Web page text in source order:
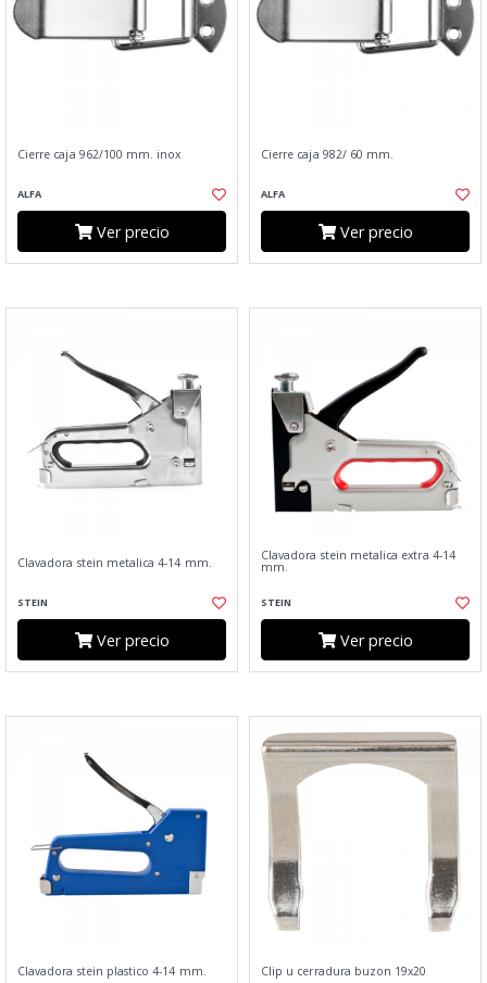
Cierre caja 962/100 mm. inox
ALFA
Ver precio
Cierre caja 982/ 60 mm.
ALFA
Ver precio
Clavadora stein metalica 4-14 mm.
STEIN
Ver precio
Clavadora stein metalica extra 4-14
mm.
STEIN
Ver precio
Clavadora stein plastico 4-14 mm. Clip u cerradura buzon 19x20